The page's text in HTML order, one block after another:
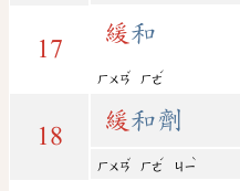
17
緩和
ㄏㄨㄢ
ˇ
ㄏㄜ
ˊ
18
緩和劑
ㄏㄨㄢ
ˇ
ㄏㄜ
ˊ
ㄐㄧ
ˋ